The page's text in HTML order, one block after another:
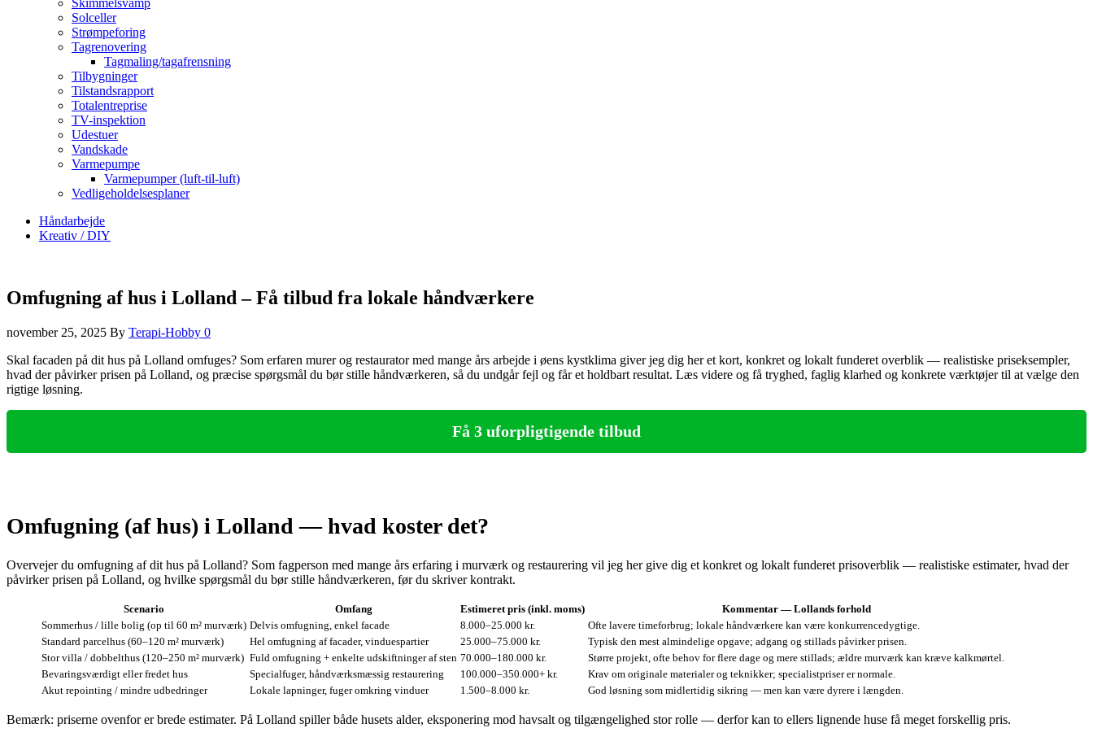
Skimmelsvamp
Solceller
Strømpeforing
Tagrenovering
Tagmaling/tagafrensning
Tilbygninger
Tilstandsrapport
Totalentreprise
TV-inspektion
Udestuer
Vandskade
Varmepumpe
Varmepumper (luft-til-luft)
Vedligeholdelsesplaner
Håndarbejde
Kreativ / DIY
Omfugning af hus i Lolland – Få tilbud fra lokale håndværkere
november 25, 2025 By Terapi-Hobby 0
Skal facaden på dit hus på Lolland omfuges? Som erfaren murer og restaurator med mange års arbejde i øens kystklima giver jeg dig her et kort, konkret og lokalt funderet overblik — realistiske priseksempler,
hvad der påvirker prisen på Lolland, og præcise spørgsmål du bør stille håndværkeren, så du undgår fejl og får et holdbart resultat. Læs videre og få tryghed, faglig klarhed og konkrete værktøjer til at vælge den
rigtige løsning.
Få 3 uforpligtigende tilbud
Omfugning (af hus) i Lolland — hvad koster det?
Overvejer du omfugning af dit hus på Lolland? Som fagperson med mange års erfaring i murværk og restaurering vil jeg her give dig et konkret og lokalt funderet prisoverblik — realistiske estimater, hvad der
påvirker prisen på Lolland, og hvilke spørgsmål du bør stille håndværkeren, før du skriver kontrakt.
Scenario Omfang Estimeret pris (inkl. moms)
Kommentar — Lollands forhold
Sommerhus / lille bolig (op til 60 m² murværk) Delvis omfugning, enkel facade 8.000–25.000 kr.
Ofte lavere timeforbrug; lokale håndværkere kan være konkurrencedygtige.
Standard parcelhus (60–120 m² murværk)
Hel omfugning af facader, vinduespartier 25.000–75.000 kr.
Typisk den mest almindelige opgave; adgang og stillads påvirker prisen.
Stor villa / dobbelthus (120–250 m² murværk) Fuld omfugning + enkelte udskiftninger af sten 70.000–180.000 kr.
Større projekt, ofte behov for flere dage og mere stillads; ældre murværk kan kræve kalkmørtel.
Bevaringsværdigt eller fredet hus
Specialfuger, håndværksmæssig restaurering 100.000–350.000+ kr.
Krav om originale materialer og teknikker; specialistpriser er normale.
Akut repointing / mindre udbedringer
Lokale lapninger, fuger omkring vinduer 1.500–8.000 kr. God løsning som midlertidig sikring — men kan være dyrere i længden.
Bemærk: priserne ovenfor er brede estimater. På Lolland spiller både husets alder, eksponering mod havsalt og tilgængelighed stor rolle — derfor kan to ellers lignende huse få meget forskellig pris.